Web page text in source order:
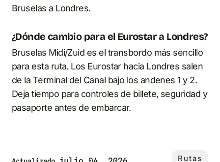
Bruselas a Londres.
¿Dónde cambio para el Eurostar a Londres?
Bruselas Midi/Zuid es el transbordo más sencillo
para esta ruta. Los Eurostar hacia Londres salen
de la Terminal del Canal bajo los andenes 1 y 2.
Deja tiempo para controles de billete, seguridad y
pasaporte antes de embarcar.
Rutas